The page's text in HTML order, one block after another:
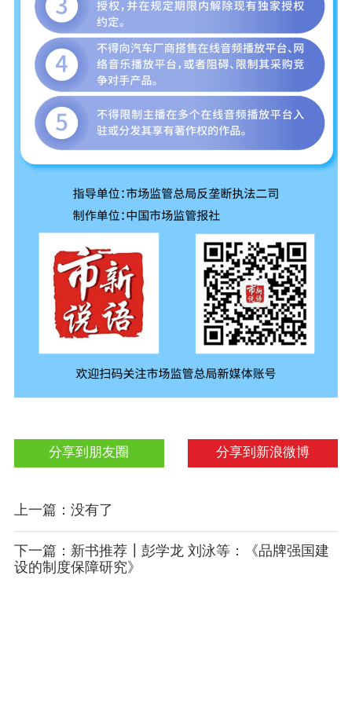
分享到新浪微博
分享到朋友圈
上一篇：没有了
下一篇：新书推荐┃彭学龙 刘泳等：《品牌强国建
设的制度保障研究》